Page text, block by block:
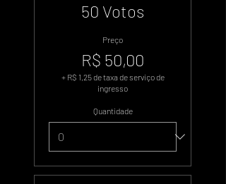
50 Votos
Preço
R$ 50,00
+ R$ 1,25 de taxa de serviço de
ingresso
Quantidade